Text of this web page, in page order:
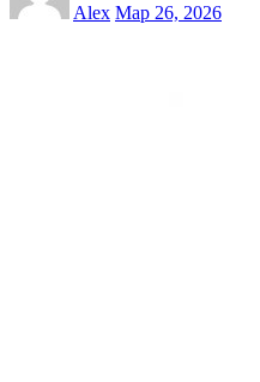
Alex Мар 26, 2026